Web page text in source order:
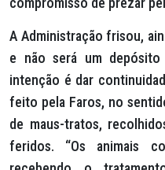
A Administração frisou,
e não será um
intenção é dar
feito pela Faros, no
de maus-tratos,
feridos. “Os animais